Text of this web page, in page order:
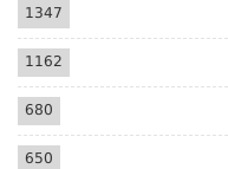
1347
1162
680
650